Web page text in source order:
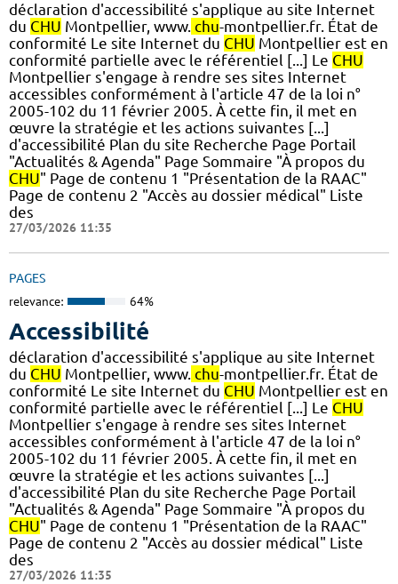
déclaration d'accessibilité s'applique au site Internet
du CHU Montpellier, www. chu-montpellier.fr. État de
conformité Le site Internet du CHU Montpellier est en
conformité partielle avec le référentiel [...] Le CHU
Montpellier s'engage à rendre ses sites Internet
accessibles conformément à l'article 47 de la loi n°
2005-102 du 11 février 2005. À cette fin, il met en
œuvre la stratégie et les actions suivantes [...]
d'accessibilité Plan du site Recherche Page Portail
"Actualités & Agenda" Page Sommaire "À propos du
CHU" Page de contenu 1 "Présentation de la RAAC"
Page de contenu 2 "Accès au dossier médical" Liste
des
27/03/2026 11:35
PAGES
relevance: 64%
Accessibilité
déclaration d'accessibilité s'applique au site Internet
du CHU Montpellier, www. chu-montpellier.fr. État de
conformité Le site Internet du CHU Montpellier est en
conformité partielle avec le référentiel [...] Le CHU
Montpellier s'engage à rendre ses sites Internet
accessibles conformément à l'article 47 de la loi n°
2005-102 du 11 février 2005. À cette fin, il met en
œuvre la stratégie et les actions suivantes [...]
d'accessibilité Plan du site Recherche Page Portail
"Actualités & Agenda" Page Sommaire "À propos du
CHU" Page de contenu 1 "Présentation de la RAAC"
Page de contenu 2 "Accès au dossier médical" Liste
des
27/03/2026 11:35